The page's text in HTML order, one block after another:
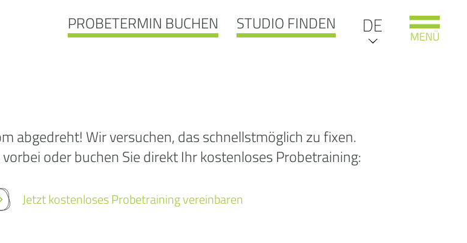
PROBETERMIN BUCHEN STUDIO FINDEN DE
EN
MENÜ
Ooooooooooooooops
404:
Die gesuchte Seite
wurde leider nicht
abgedreht! Wir versuchen, das schnellstmöglich zu fixen.
oder buchen Sie direkt Ihr kostenloses Probetraining:
Jetzt kostenloses Probetraining vereinbaren